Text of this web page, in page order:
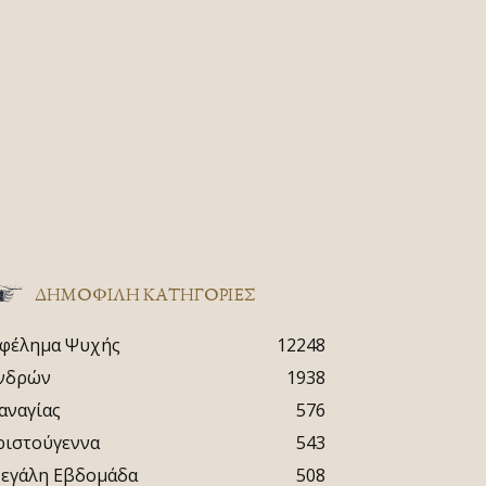
ΔΗΜΟΦΙΛΗ ΚΑΤΗΓΟΡΙΕΣ
Ψυχής
12248
1938
576
543
Εβδομάδα
508